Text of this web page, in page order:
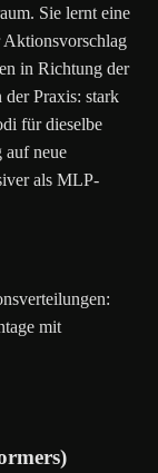
Sie lernt eine
Aktionsvorschlag
in Richtung der
Praxis: stark
für dieselbe
auf neue
als MLP-
mit